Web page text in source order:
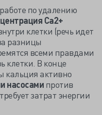
по удалению
Ca2+
клетки (речь идет
разницы
всеми правдами
клетки. В конце
кальция активно
насосами против
затрат энергии